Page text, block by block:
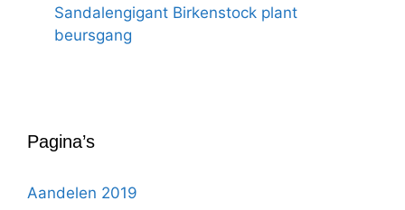
Sandalengigant Birkenstock plant
beursgang
Pagina’s
Aandelen 2019